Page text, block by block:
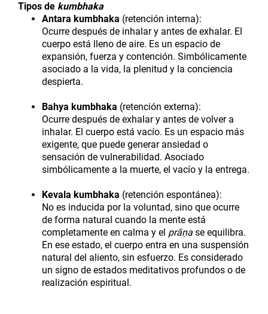
Tipos de kumbhaka
Antara kumbhaka (retención interna):
Ocurre después de inhalar y antes de exhalar. El
cuerpo está lleno de aire. Es un espacio de
expansión, fuerza y contención. Simbólicamente
asociado a la vida, la plenitud y la conciencia
despierta.
Bahya kumbhaka (retención externa):
Ocurre después de exhalar y antes de volver a
inhalar. El cuerpo está vacío. Es un espacio más
exigente, que puede generar ansiedad o
sensación de vulnerabilidad. Asociado
simbólicamente a la muerte, el vacío y la entrega.
Kevala kumbhaka (retención espontánea):
No es inducida por la voluntad, sino que ocurre
de forma natural cuando la mente está
completamente en calma y el prāṇa se equilibra.
En ese estado, el cuerpo entra en una suspensión
natural del aliento, sin esfuerzo. Es considerado
un signo de estados meditativos profundos o de
realización espiritual.